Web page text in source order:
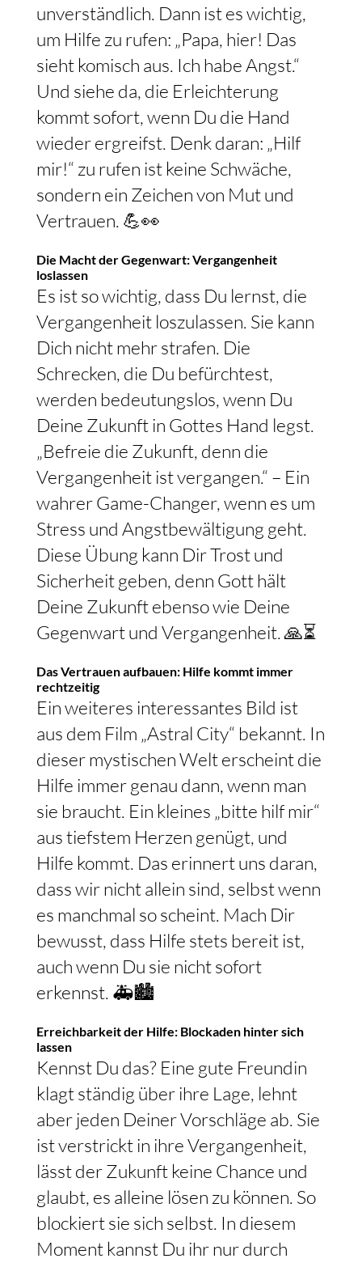
unverständlich. Dann ist es wichtig,
um Hilfe zu rufen: „Papa, hier! Das
sieht komisch aus. Ich habe Angst.“
Und siehe da, die Erleichterung
kommt sofort, wenn Du die Hand
wieder ergreifst. Denk daran: „Hilf
mir!“ zu rufen ist keine Schwäche,
sondern ein Zeichen von Mut und
Vertrauen. 💪👀
Die Macht der Gegenwart: Vergangenheit
loslassen
Es ist so wichtig, dass Du lernst, die
Vergangenheit loszulassen. Sie kann
Dich nicht mehr strafen. Die
Schrecken, die Du befürchtest,
werden bedeutungslos, wenn Du
Deine Zukunft in Gottes Hand legst.
„Befreie die Zukunft, denn die
Vergangenheit ist vergangen.“ – Ein
wahrer Game-Changer, wenn es um
Stress und Angstbewältigung geht.
Diese Übung kann Dir Trost und
Sicherheit geben, denn Gott hält
Deine Zukunft ebenso wie Deine
Gegenwart und Vergangenheit. 🙏⏳
Das Vertrauen aufbauen: Hilfe kommt immer
rechtzeitig
Ein weiteres interessantes Bild ist
aus dem Film „Astral City“ bekannt. In
dieser mystischen Welt erscheint die
Hilfe immer genau dann, wenn man
sie braucht. Ein kleines „bitte hilf mir“
aus tiefstem Herzen genügt, und
Hilfe kommt. Das erinnert uns daran,
dass wir nicht allein sind, selbst wenn
es manchmal so scheint. Mach Dir
bewusst, dass Hilfe stets bereit ist,
auch wenn Du sie nicht sofort
erkennst. 🚑🏙
Erreichbarkeit der Hilfe: Blockaden hinter sich
lassen
Kennst Du das? Eine gute Freundin
klagt ständig über ihre Lage, lehnt
aber jeden Deiner Vorschläge ab. Sie
ist verstrickt in ihre Vergangenheit,
lässt der Zukunft keine Chance und
glaubt, es alleine lösen zu können. So
blockiert sie sich selbst. In diesem
Moment kannst Du ihr nur durch